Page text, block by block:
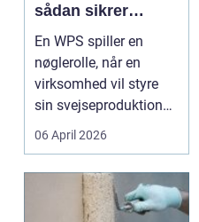
sådan sikrer
virksomheder
kvalitet og
sporbarhed
En WPS spiller en
nøglerolle, når en
virksomhed vil styre
sin svejseproduktion
sikkert, ensartet og ...
06 April 2026